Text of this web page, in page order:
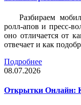
Разбираем
ролл-апов и пресс-
оно отличается от
отвечает и как
Подробнее
08.07.2026
Открытки Онлайн: